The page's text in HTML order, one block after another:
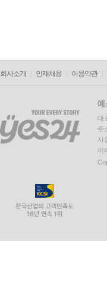
회사소개 인재채용 이용약관
대
주
사
이